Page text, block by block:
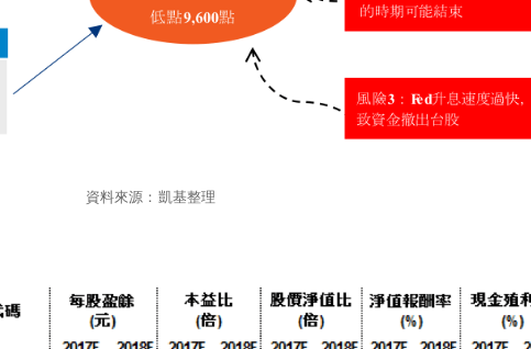
資料來源：凱基整理